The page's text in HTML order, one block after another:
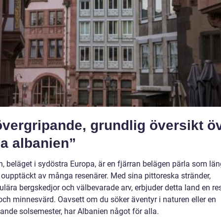
grundlig översikt
albanien”
beläget i sydöstra Europa, är en fjärran belägen pärla som
av många resenärer. Med sina pittoreska stränder,
bergskedjor och välbevarade arv, erbjuder detta land en
minnesvärd. Oavsett om du söker äventyr i naturen eller en
solsemester, har Albanien något för alla.